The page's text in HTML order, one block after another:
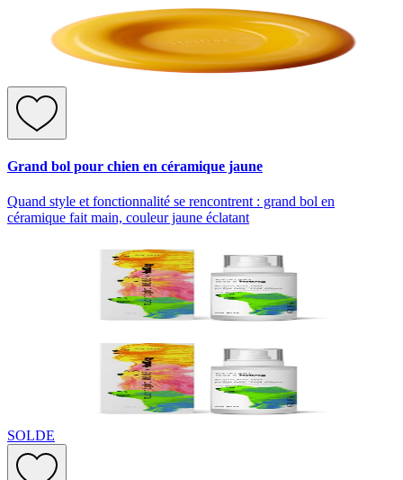
Grand bol pour chien en céramique jaune
Quand style et fonctionnalité se rencontrent : grand bol en
céramique fait main, couleur jaune éclatant
SOLDE